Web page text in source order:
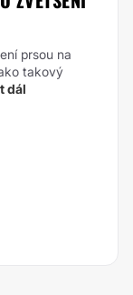
prsou na
takový
dál